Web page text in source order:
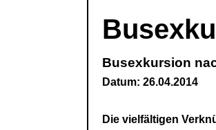
Busexkursion
Datum: 26.04.2014
Die vielfältigen